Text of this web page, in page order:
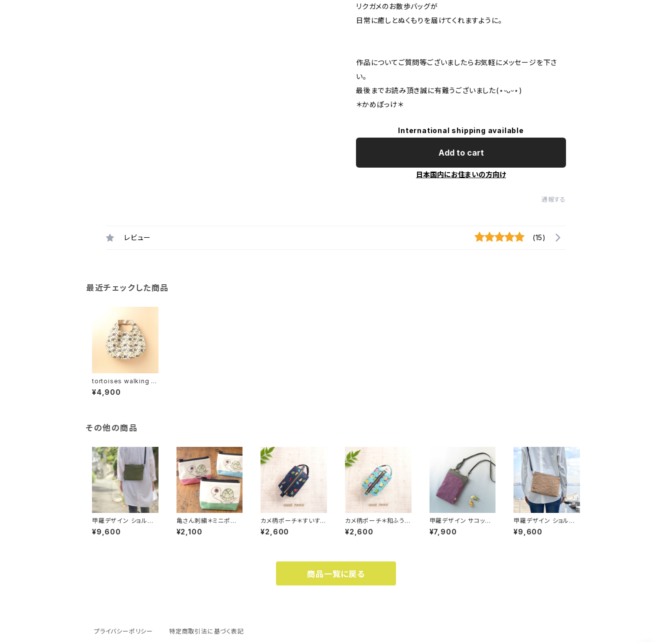
リクガメのお散歩バッグが
日常に癒しとぬくもりを届けてくれますように。
作品についてご質問等ございましたらお気軽にメッセージを下さ
い。
最後までお読み頂き誠に有難うございました(⋆ᵕᴗᵕ⋆)
＊かめぽっけ＊
International shipping available
Add to cart
日本国内にお住まいの方向け
通報する
レビュー (15)
最近チェックした商品
tortoises walking c
heerfully＊ぷっくりタ
ックバッグ
¥4,900
その他の商品
甲羅デザイン ショルダ
ーバッグWW＊Khaki
カーキ＊〈亀甲〉サコッシ
¥9,600
亀さん刺繍＊ミニポー
チ＊甲羅刺繍色 グリー
ン系グラデーション＊ラ
¥2,100
カメ柄ポーチ＊すいすい
泳ぐ亀さんたち＊ワンハ
ンドル ボックスポーチ・
¥2,600
カメ柄ポーチ＊和ふうの
甲ら亀 ターコイズブル
ー＊ワンハンドル ボック
¥2,600
甲羅デザイン サコッシ
ュ ２color＊パープル×
チャコール＊ ショルダー
¥7,900
甲羅デザイン ショルダ
ーバッグWW ＊Dark B
eige ダークベージュ＊
¥9,600
商品一覧に戻る
プライバシーポリシー 特定商取引法に基づく表記